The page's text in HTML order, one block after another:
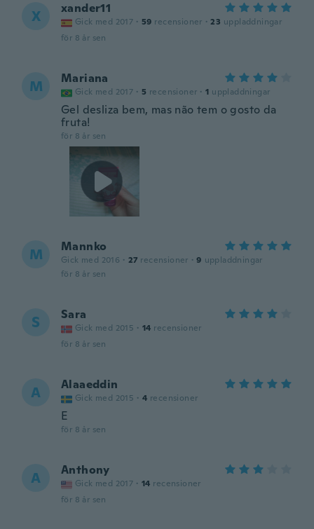
X xander11
Gick med 2017 · 59 recensioner · 23 uppladdningar
för 8 år sen
M Mariana
Gick med 2017 · 5 recensioner · 1 uppladdningar
Gel desliza bem, mas não tem o gosto da
fruta!
för 8 år sen
M Mannko
Gick med 2016 · 27 recensioner · 9 uppladdningar
för 8 år sen
S Sara
Gick med 2015 · 14 recensioner
för 8 år sen
A Alaaeddin
Gick med 2015 · 4 recensioner
E
för 8 år sen
A Anthony
Gick med 2017 · 14 recensioner
för 8 år sen